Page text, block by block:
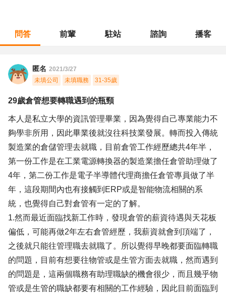
問答 前輩 駐站 諮詢 播客
匿名 2021/3/27
未填公司
未填職務 31-35歲
29歲倉管想要轉職遇到的瓶頸
本人是私立大學的資訊管理畢業，因為覺得自己專業能力不
夠學非所用，因此畢業後就沒往科技業發展。轉而投入傳統
製造業的倉儲管理去就職，目前倉管工作經歷總共4年半，
第一份工作是在工業電源轉換器的製造業擔任倉管助理做了
4年，第二份工作是電子半導體代理商擔任倉管專員做了半
年，這段期間內也有接觸到ERP或是智能物流相關的系
統，也覺得自己對倉管有一定的了解。
1.然而最近面臨找新工作時，發現倉管的薪資待遇與天花板
偏低，可能再做2年左右倉管經歷，我薪資就會到頂端了，
之後就只能往管理職去就職了。所以覺得早晚都要面臨轉職
的問題，目前有想要往物管或是生管方面去就職，然而遇到
的問題是，這兩個職務有助理職缺的機會很少，而且幾乎物
管或是生管的職缺都要有相關的工作經驗，因此目前面臨到